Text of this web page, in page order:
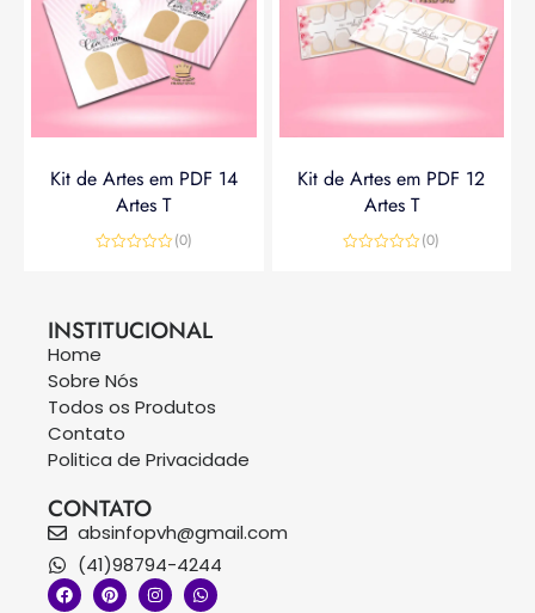
Kit de Artes em PDF 14
Artes T
(0)
Kit de Artes em PDF 12
Artes T
(0)
INSTITUCIONAL
Home
Sobre Nós
Todos os Produtos
Contato
Politica de Privacidade
CONTATO
absinfopvh@gmail.com
(41)98794-4244